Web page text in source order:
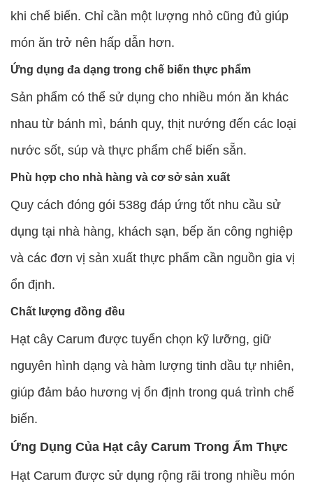
khi chế biến. Chỉ cần một lượng nhỏ cũng đủ giúp
món ăn trở nên hấp dẫn hơn.
Ứng dụng đa dạng trong chế biến thực phẩm
Sản phẩm có thể sử dụng cho nhiều món ăn khác
nhau từ bánh mì, bánh quy, thịt nướng đến các loại
nước sốt, súp và thực phẩm chế biến sẵn.
Phù hợp cho nhà hàng và cơ sở sản xuất
Quy cách đóng gói 538g đáp ứng tốt nhu cầu sử
dụng tại nhà hàng, khách sạn, bếp ăn công nghiệp
và các đơn vị sản xuất thực phẩm cần nguồn gia vị
ổn định.
Chất lượng đồng đều
Hạt cây Carum được tuyển chọn kỹ lưỡng, giữ
nguyên hình dạng và hàm lượng tinh dầu tự nhiên,
giúp đảm bảo hương vị ổn định trong quá trình chế
biến.
Ứng Dụng Của Hạt cây Carum Trong Ẩm Thực
Hạt Carum được sử dụng rộng rãi trong nhiều món